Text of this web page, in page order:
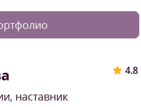
4.8
наставник